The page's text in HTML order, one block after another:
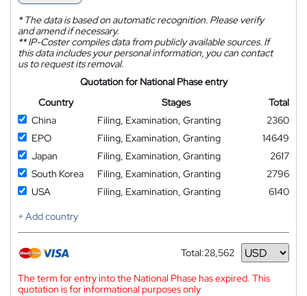
*The data is based on automatic recognition. Please verify
and amend if necessary.
**IP-Coster compiles data from publicly available sources. If
this data includes your personal information, you can contact
us to request its removal.
Quotation for National Phase entry
Country
Stages
Total
China
Filing, Examination, Granting
2360
EPO
Filing, Examination, Granting
14649
Japan
Filing, Examination, Granting
2617
South Korea
Filing, Examination, Granting
2796
USA
Filing, Examination, Granting
6140
+ Add country
Total:28,562
Currency
The term for entry into the National Phase has expired. This
quotation is for informational purposes only